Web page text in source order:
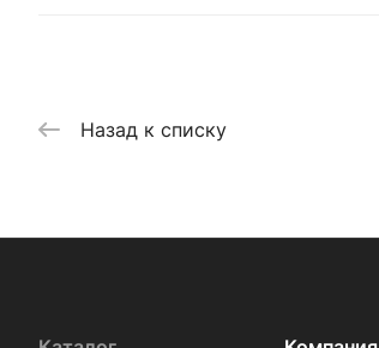
Назад к списку